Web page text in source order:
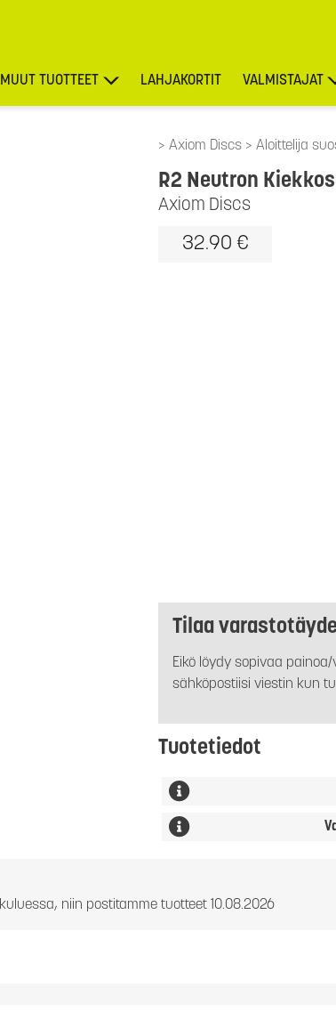
MUUT TUOTTEET LAHJAKORTIT VALMISTAJAT
Axiom Discs Aloittelija
Axiom Discs
R2 Neutron
32.90 €
Tilaa
Eikö löydy sopivaa
sähköpostiisi viestin kun
Tuotetiedot
kuluessa, niin postitamme tuotteet 10.08.2026